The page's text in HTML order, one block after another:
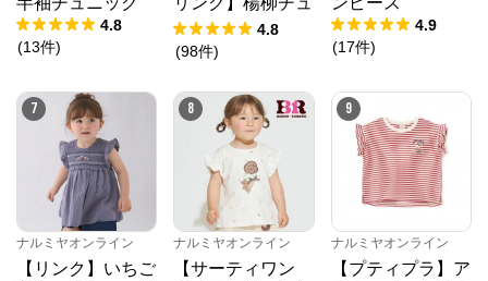
4.8
(13件)
ニック
4.8
(98件)
4.9
(17件)
7
ナルミヤオンライン
【リンク】いちご
8
ナルミヤオンライン
【サーティワン
9
ナルミヤオンライン
【プティプラ】ア
ナルミヤオンライン
公式ECサイト
※外部サイトが開きます